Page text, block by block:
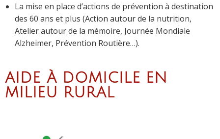
La mise en place d’actions de prévention à destination
des 60 ans et plus (Action autour de la nutrition,
Atelier autour de la mémoire, Journée Mondiale
Alzheimer, Prévention Routière…).
AIDE À DOMICILE EN
MILIEU RURAL